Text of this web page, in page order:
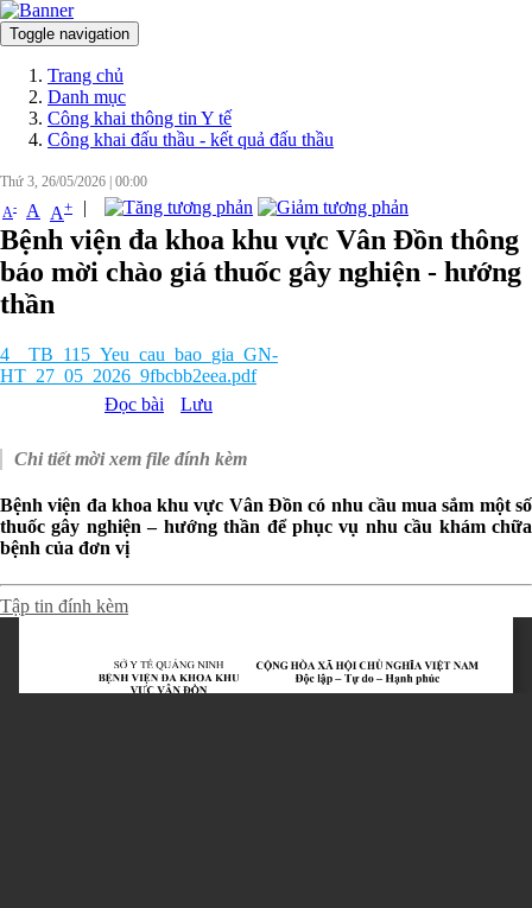
Toggle navigation
Trang chủ
Danh mục
Công khai thông tin Y tế
Công khai đấu thầu - kết quả đấu thầu
Thứ 3, 26/05/2026 00:00
A- A A+ |
Bệnh viện đa khoa khu vực Vân Đồn thông
báo mời chào giá thuốc gây nghiện - hướng
thần
4__TB_115_Yeu_cau_bao_gia_GN-
HT_27_05_2026_9fbcbb2eea.pdf
Đọc bài
Lưu
Chi tiết mời xem file đính kèm
Bệnh viện đa khoa khu vực Vân Đồn có nhu cầu mua sắm một số
thuốc gây nghiện – hướng thần để phục vụ nhu cầu khám chữa
bệnh của đơn vị
Tập tin đính kèm